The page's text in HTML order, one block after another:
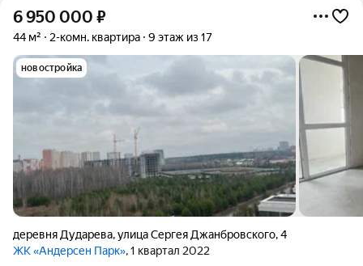
6 950 000 ₽
44 м² 2-комн. квартира 9 этаж из 17
новостройка
деревня Дударева,улица Сергея Джанбровского,4
ЖК «Андерсен Парк», 1 квартал 2022